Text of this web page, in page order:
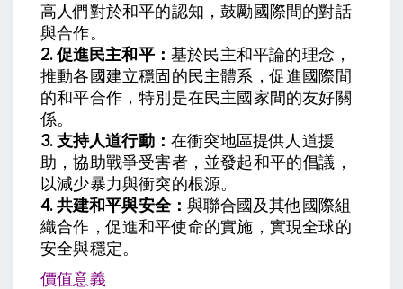
高人們對於和平的認知，鼓勵國際間的對話
與合作。
2. 促進民主和平： 基於民主和平論的理念，
推動各國建立穩固的民主體系，促進國際間
的和平合作，特別是在民主國家間的友好關
係。
3. 支持人道行動： 在衝突地區提供人道援
助，協助戰爭受害者，並發起和平的倡議，
以減少暴力與衝突的根源。
4. 共建和平與安全：與聯合國及其他國際組
織合作，促進和平使命的實施，實現全球的
安全與穩定。
價值意義